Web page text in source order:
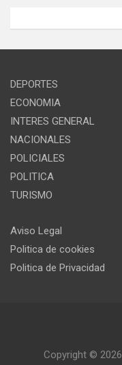
DEPORTES
ECONOMIA
INTERES GENERAL
NACIONALES
POLICIALES
POLITICA
TURISMO
Aviso Legal
Politica de cookies
Politica de Privacidad
Copyright © 2026